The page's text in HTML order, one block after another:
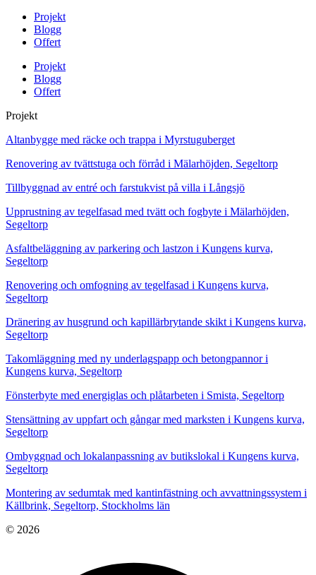
Projekt
Blogg
Offert
Projekt
Blogg
Offert
Projekt
Altanbygge med räcke och trappa i Myrstuguberget
Renovering av tvättstuga och förråd i Mälarhöjden, Segeltorp
Tillbyggnad av entré och farstukvist på villa i Långsjö
Upprustning av tegelfasad med tvätt och fogbyte i Mälarhöjden,
Segeltorp
Asfaltbeläggning av parkering och lastzon i Kungens kurva,
Segeltorp
Renovering och omfogning av tegelfasad i Kungens kurva,
Segeltorp
Dränering av husgrund och kapillärbrytande skikt i Kungens kurva,
Segeltorp
Takomläggning med ny underlagspapp och betongpannor i
Kungens kurva, Segeltorp
Fönsterbyte med energiglas och plåtarbeten i Smista, Segeltorp
Stensättning av uppfart och gångar med marksten i Kungens kurva,
Segeltorp
Ombyggnad och lokalanpassning av butikslokal i Kungens kurva,
Segeltorp
Montering av sedumtak med kantinfästning och avvattningssystem i
Källbrink, Segeltorp, Stockholms län
© 2026